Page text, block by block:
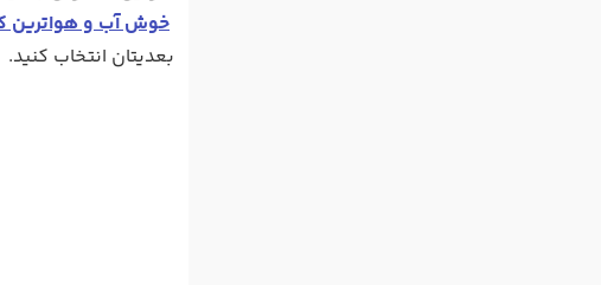
خوش آب و هواترین
بعدیتان انتخاب کنید.